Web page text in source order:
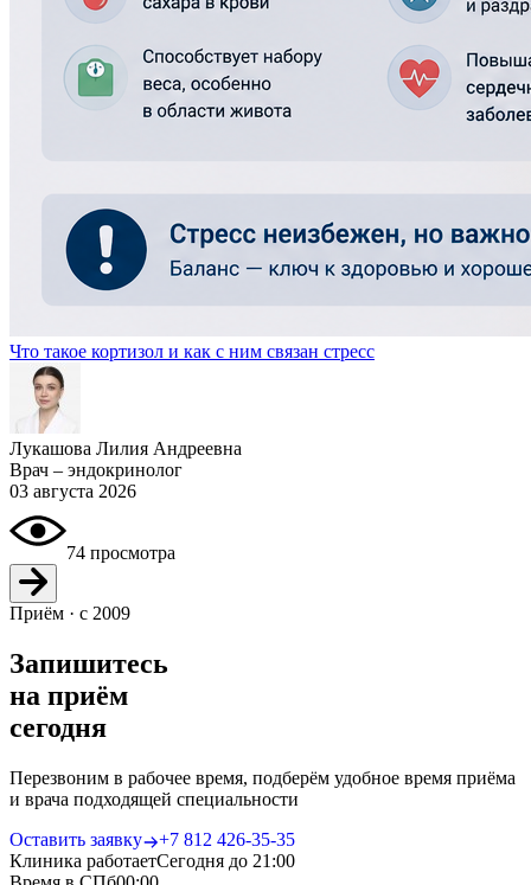
Что такое кортизол и как с ним связан стресс
Лукашова Лилия Андреевна
Врач – эндокринолог
03 августа 2026
74 просмотра
Приём · с 2009
Запишитесь
на приём
сегодня
Перезвоним в рабочее время, подберём удобное время приёма
и врача подходящей специальности
Оставить заявку
+7 812 426‑35‑35
Клиника работаетСегодня до 21:00